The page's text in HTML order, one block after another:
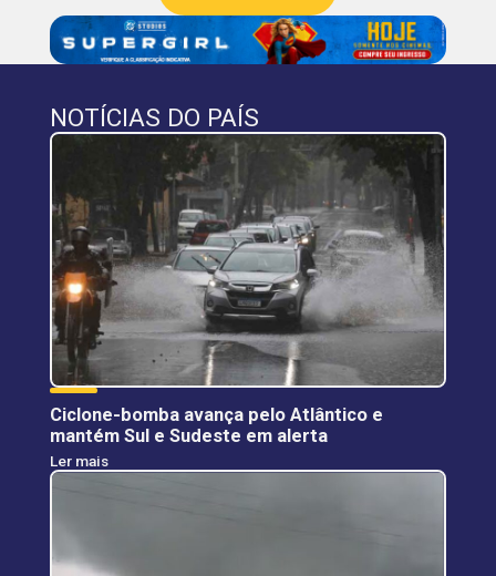
NOTÍCIAS DO PAÍS
Ciclone-bomba avança pelo Atlântico e
mantém Sul e Sudeste em alerta
Ler mais